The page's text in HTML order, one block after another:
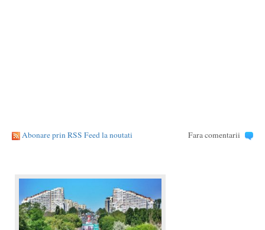
Abonare prin RSS Feed la noutati Fara comentarii